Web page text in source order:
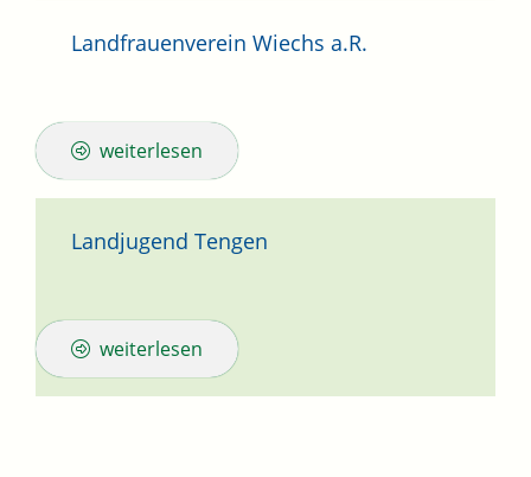
Landfrauenverein Wiechs a.R.
weiterlesen
Landjugend Tengen
weiterlesen